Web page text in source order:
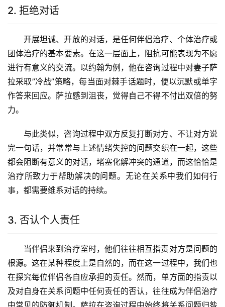
2. 拒绝对话
开展坦诚、开放的对话，是任何伴侣治疗、个体治疗或
团体治疗的基本要素。在这一层面上，阻抗可能表现为不愿
进行有意义的交流。以约翰为例，他在咨询过程中对妻子萨
拉采取”冷战”策略，每当面对棘手话题时，便以沉默或单字
作答来回应。萨拉感到沮丧，觉得自己不得不付出双倍的努
力。
与此类似，咨询过程中双方反复打断对方、不让对方说
完一句话，并常常与上述情绪失控的问题交织在一起，这些
都会阻断有意义的对话，堵塞化解冲突的通道，而这恰恰是
治疗所致力于帮助解决的问题。无论在关系中我们如何行
事，都需要维系对话的持续。
3. 否认个人责任
当伴侣来到治疗室时，他们往往相互指责对方是问题的
根源。这在某种程度上是自然的，而在这一过程中，我们也
在探究每位伴侣各自应承担的责任。然而，单方面的指责以
及对自身在关系问题中任何责任的否认，往往成为伴侣治疗
中常见的防御机制。萨拉在咨询过程中始终将关系问题归咎